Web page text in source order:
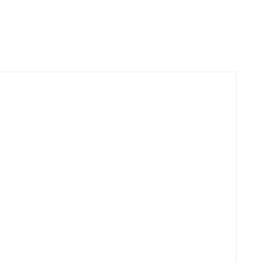
dieses homöopathischen Arzneimittels in den
8-mal täglich).
Arzt.